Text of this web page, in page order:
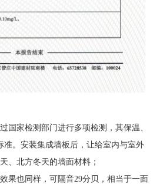
国家检测部门进行多项检测，其保温、
准。安装集成墙板后，让给室内与室外
、北方冬天的墙面材料；
果也同样，可隔音29分贝，相当于一面